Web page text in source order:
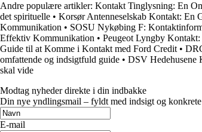
Andre populære artikler: Kontakt Tinglysning: En
det spirituelle • Korsør Antenneselskab Kontakt: En
Kommunikation • SOSU Nykøbing F:
Effektiv Kommunikation • Peugeot Lyngby
Guide til at Komme i Kontakt med Ford Credit •
omfattende og indsigtfuld guide • DSV Hedehusene
skal vide
Modtag nyheder direkte i din indbakke
Din nye yndlingsmail – fyldt med indsigt og
E-mail